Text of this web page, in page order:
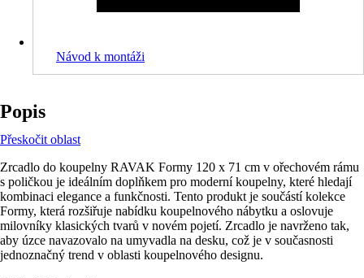
Návod k montáži
Popis
Přeskočit oblast
Zrcadlo do koupelny RAVAK Formy 120 x 71 cm v ořechovém rámu
s poličkou je ideálním doplňkem pro moderní koupelny, které hledají
kombinaci elegance a funkčnosti. Tento produkt je součástí kolekce
Formy, která rozšiřuje nabídku koupelnového nábytku a oslovuje
milovníky klasických tvarů v novém pojetí. Zrcadlo je navrženo tak,
aby úzce navazovalo na umyvadla na desku, což je v současnosti
jednoznačný trend v oblasti koupelnového designu.